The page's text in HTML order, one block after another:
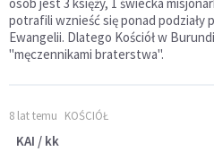
potrafili wznieść się ponad podziały
Ewangelii. Dlatego Kościół w
"męczennikami braterstwa".
8 lat temu KOŚCIÓŁ
KAI / kk